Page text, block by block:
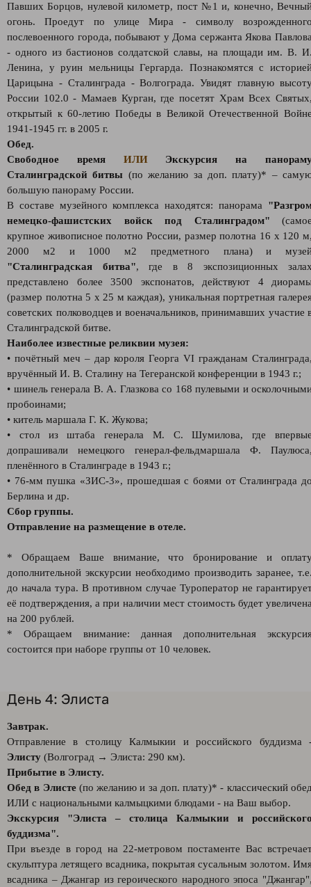
Павших Борцов, нулевой километр, пост №1 и, конечно,
огонь. Проедут по улице Мира - символу
послевоенного города, побывают у Дома сержанта Якова
- одного из бастионов солдатской славы, на площади им. В.
Ленина, у руин мельницы Гергарда. Познакомятся с
Царицына - Сталинграда - Волгограда. Увидят главную
России 102.0 - Мамаев Курган, где посетят Храм Всех
открытый к 60-летию Победы в Великой Отечественной
1941-1945 гг. в 2005 г.
Обед.
Свободное время ИЛИЭкскурсия на
Сталинградской битвы (по желанию за доп. плату)* –
большую панораму России.
В составе музейного комплекса находятся: панорама
немецко-фашистских войск под Сталинградом"
крупное живописное полотно России, размер полотна 16 х 120
2000 м2 и 1000 м2 предметного плана) и
"Сталинградская битва", где в 8 экспозиционных
представлено более 3500 экспонатов, действуют 4
(размер полотна 5 х 25 м каждая), уникальная портретная
советских полководцев и военачальников, принимавших участие
Сталинградской битве.
Наиболее известные реликвии музея:
• почётный меч – дар короля Георга VI гражданам
вручённый И. В. Сталину на Тегеранской конференции в 1943 г.;
• шинель генерала В. А. Глазкова со 168 пулевыми и
пробоинами;
• китель маршала Г. К. Жукова;
• стол из штаба генерала М. С. Шумилова, где
допрашивали немецкого генерал-фельдмаршала Ф.
пленённого в Сталинграде в 1943 г.;
• 76-мм пушка «ЗИС-3», прошедшая с боями от Сталинграда
Берлина и др.
Сбор группы.
Отправление на размещение в отеле.
* Обращаем Ваше внимание, что бронирование и
дополнительной экскурсии необходимо производить заранее,
до начала тура. В противном случае Туроператор не
её подтверждения, а при наличии мест стоимость будет
на 200 рублей.
* Обращаем внимание: данная дополнительная
состоится при наборе группы от 10 человек.
День 4: Элиста
Завтрак.
Отправление в столицу Калмыкии и российского буддизма
Элисту (Волгоград → Элиста: 290 км).
Прибытие в Элисту.
Обед в Элисте (по желанию и за доп. плату)* - классический
ИЛИ с национальными калмыцкими блюдами - на Ваш выбор.
Экскурсия "Элиста – столица Калмыкии и
буддизма".
При въезде в город на 22-метровом постаменте Вас
скульптура летящего всадника, покрытая сусальным золотом.
всадника – Джангар из героического народного эпоса